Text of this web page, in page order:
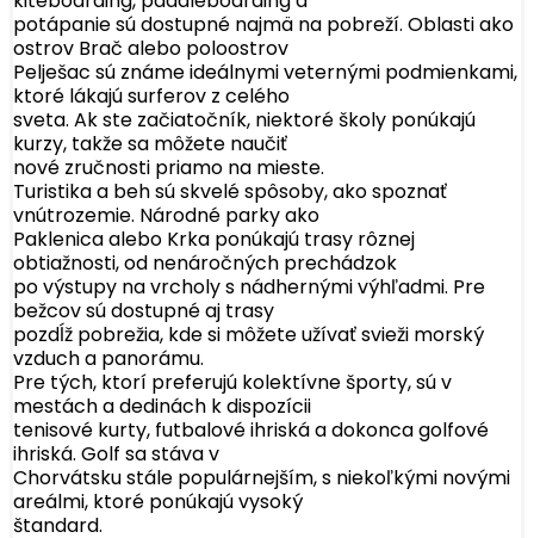
potápanie sú dostupné najmä na pobreží. Oblasti ako
ostrov Brač alebo poloostrov
Pelješac sú známe ideálnymi veternými podmienkami,
ktoré lákajú surferov z celého
sveta. Ak ste začiatočník, niektoré školy ponúkajú
kurzy, takže sa môžete naučiť
nové zručnosti priamo na mieste.
Turistika a beh sú skvelé spôsoby, ako spoznať
vnútrozemie. Národné parky ako
Paklenica alebo Krka ponúkajú trasy rôznej
obtiažnosti, od nenáročných prechádzok
po výstupy na vrcholy s nádhernými výhľadmi. Pre
bežcov sú dostupné aj trasy
pozdĺž pobrežia, kde si môžete užívať svieži morský
vzduch a panorámu.
Pre tých, ktorí preferujú kolektívne športy, sú v
mestách a dedinách k dispozícii
tenisové kurty, futbalové ihriská a dokonca golfové
ihriská. Golf sa stáva v
Chorvátsku stále populárnejším, s niekoľkými novými
areálmi, ktoré ponúkajú vysoký
štandard.